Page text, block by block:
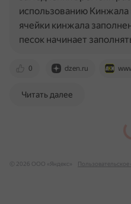
0 dzen.ru
использованию Кинжала
ячейки кинжала
песок начинает
Читать далее
© 2026 ООО «Яндекс»